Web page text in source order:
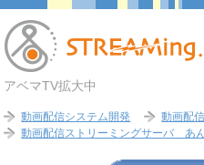
アベマTV拡大中
動画配信システム開発
動画配
動画配信ストリーミングサーバ あ